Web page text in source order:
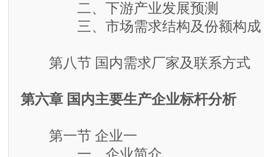
二、下游产业发展预测
三、市场需求结构及份额构成
第八节 国内需求厂家及联系方式
第六章 国内主要生产企业标杆分析
第一节 企业一